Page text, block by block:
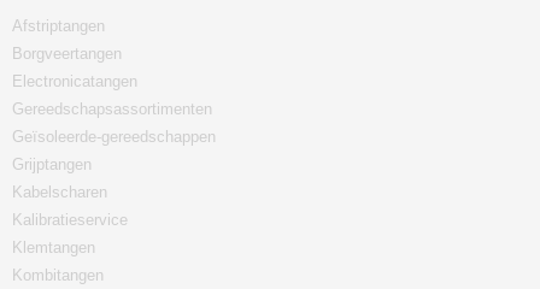
Afstriptangen
Borgveertangen
Electronicatangen
Gereedschapsassortimenten
Geïsoleerde-gereedschappen
Grijptangen
Kabelscharen
Kalibratieservice
Klemtangen
Kombitangen